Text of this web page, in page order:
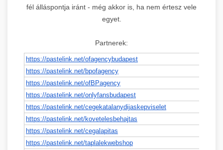
fél álláspontja iránt - még akkor is, ha nem értesz vele
egyet.
Partnerek:
https://pastelink.net/ofagencybudapest
https://pastelink.net/bpofagency
https://pastelink.net/ofBPagency
https://pastelink.net/onlyfansbudapest
https://pastelink.net/cegekatalanydijaskepviselet
https://pastelink.net/kovetelesbehajtas
https://pastelink.net/cegalapitas
https://pastelink.net/taplalekwebshop